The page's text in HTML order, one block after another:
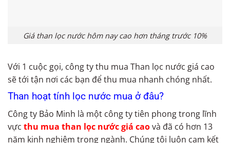
Giá than lọc nước hôm nay cao hơn tháng trước 10%
Với 1 cuộc gọi, công ty thu mua Than lọc nước giá cao
sẽ tới tận nơi các bạn để thu mua nhanh chóng nhất.
Than hoạt tính lọc nước mua ở đâu?
Công ty Bảo Minh là một công ty tiên phong trong lĩnh
vực thu mua than lọc nước giá caovà đã có hơn 13
năm kinh nghiệm trong ngành. Chúng tôi luôn cam kết